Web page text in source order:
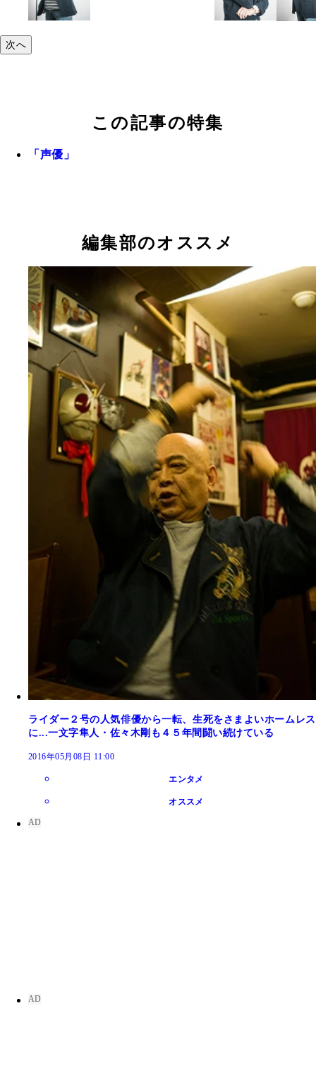
次へ
この記事の特集
「声優」
編集部のオススメ
ライダー２号の人気俳優から一転、生死をさまよいホームレス
に...一文字隼人・佐々木剛も４５年間闘い続けている
2016年05月08日 11:00
エンタメ
オススメ